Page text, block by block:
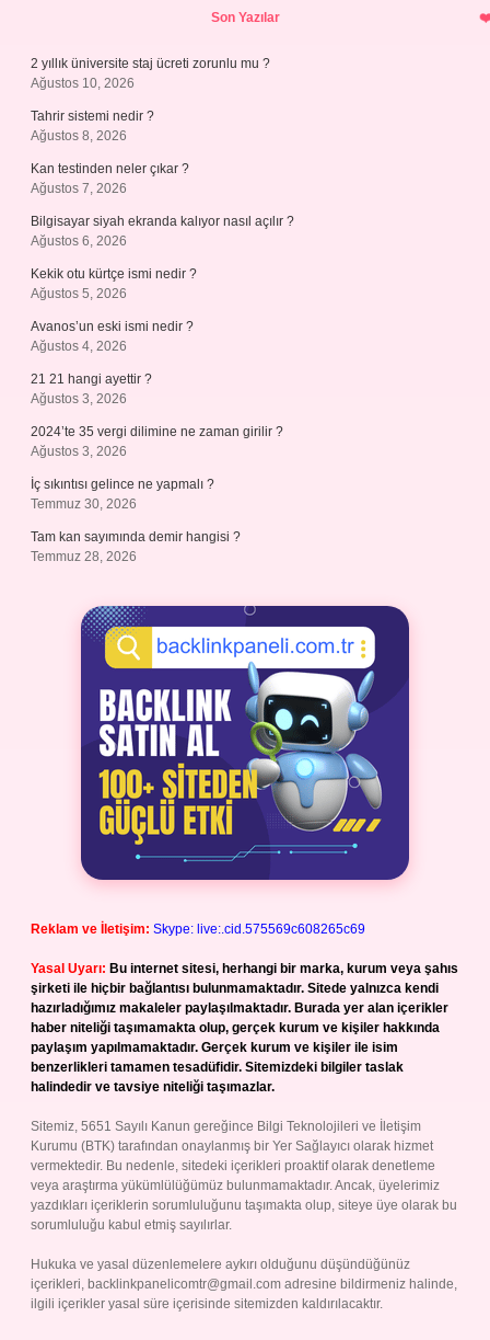
Son Yazılar
2 yıllık üniversite staj ücreti zorunlu mu ?
Ağustos 10, 2026
Tahrir sistemi nedir ?
Ağustos 8, 2026
Kan testinden neler çıkar ?
Ağustos 7, 2026
Bilgisayar siyah ekranda kalıyor nasıl açılır ?
Ağustos 6, 2026
Kekik otu kürtçe ismi nedir ?
Ağustos 5, 2026
Avanos’un eski ismi nedir ?
Ağustos 4, 2026
21 21 hangi ayettir ?
Ağustos 3, 2026
2024’te 35 vergi dilimine ne zaman girilir ?
Ağustos 3, 2026
İç sıkıntısı gelince ne yapmalı ?
Temmuz 30, 2026
Tam kan sayımında demir hangisi ?
Temmuz 28, 2026
Reklam ve İletişim: Skype: live:.cid.575569c608265c69
Yasal Uyarı: Bu internet sitesi, herhangi bir marka, kurum veya şahıs
şirketi ile hiçbir bağlantısı bulunmamaktadır. Sitede yalnızca kendi
hazırladığımız makaleler paylaşılmaktadır. Burada yer alan içerikler
haber niteliği taşımamakta olup, gerçek kurum ve kişiler hakkında
paylaşım yapılmamaktadır. Gerçek kurum ve kişiler ile isim
benzerlikleri tamamen tesadüfidir. Sitemizdeki bilgiler taslak
halindedir ve tavsiye niteliği taşımazlar.
Sitemiz, 5651 Sayılı Kanun gereğince Bilgi Teknolojileri ve İletişim
Kurumu (BTK) tarafından onaylanmış bir Yer Sağlayıcı olarak hizmet
vermektedir. Bu nedenle, sitedeki içerikleri proaktif olarak denetleme
veya araştırma yükümlülüğümüz bulunmamaktadır. Ancak, üyelerimiz
yazdıkları içeriklerin sorumluluğunu taşımakta olup, siteye üye olarak bu
sorumluluğu kabul etmiş sayılırlar.
Hukuka ve yasal düzenlemelere aykırı olduğunu düşündüğünüz
içerikleri, backlinkpanelicomtr@gmail.com adresine bildirmeniz halinde,
ilgili içerikler yasal süre içerisinde sitemizden kaldırılacaktır.